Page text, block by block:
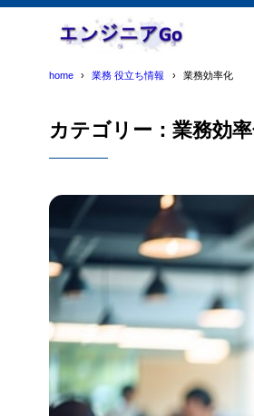
home 業務 役立ち情報 業務効率化
カテゴリー：業務効